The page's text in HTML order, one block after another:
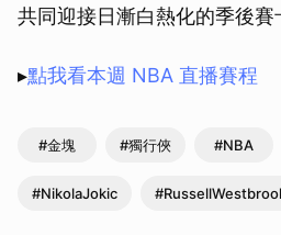
共同迎接日漸白熱化的季後賽
▸點我看本週 NBA 直播賽程
#金塊 #獨行俠 #NBA
#NikolaJokic